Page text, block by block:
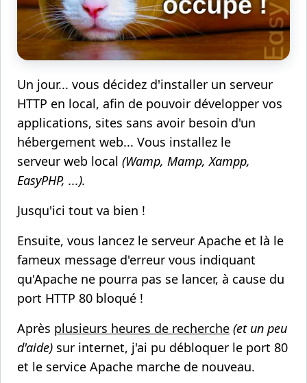
Un jour... vous décidez d'installer un serveur
HTTP en local, afin de pouvoir développer vos
applications, sites sans avoir besoin d'un
hébergement web... Vous installez le
serveur web local (Wamp, Mamp, Xampp,
EasyPHP, ...).
Jusqu'ici tout va bien !
Ensuite, vous lancez le serveur Apache et là le
fameux message d'erreur vous indiquant
qu'Apache ne pourra pas se lancer, à cause du
port HTTP 80 bloqué !
Après plusieurs heures de recherche (et un peu
d'aide) sur internet, j'ai pu débloquer le port 80
et le service Apache marche de nouveau.